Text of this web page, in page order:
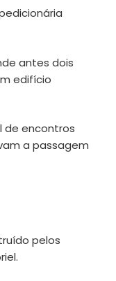
antes dois
edifício
de encontros
a passagem
pelos